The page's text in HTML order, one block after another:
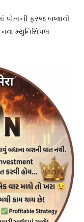
પોતાની ફરજ બજાવી
મ્યુનિસિપલ